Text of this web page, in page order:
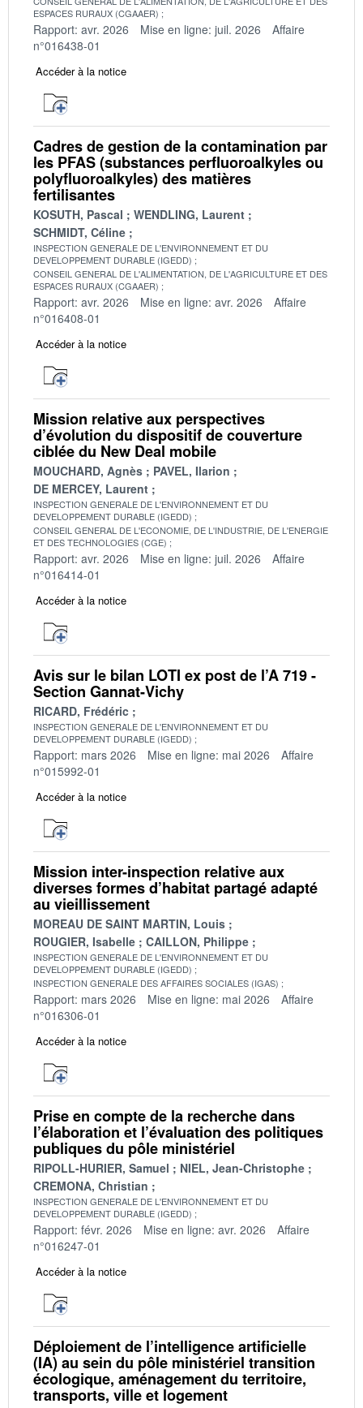
ESPACES RURAUX (CGAAER)
Rapport: avr. 2026 Mise en ligne: juil. 2026
Affaire
n°016438-01
Accéder à la notice
Cadres de gestion de la contamination par
les PFAS (substances perfluoroalkyles ou
polyfluoroalkyles) des matières
fertilisantes
KOSUTH, Pascal
WENDLING, Laurent
SCHMIDT, Céline
INSPECTION GENERALE DE L'ENVIRONNEMENT ET DU
DEVELOPPEMENT DURABLE (IGEDD)
CONSEIL GENERAL DE L'ALIMENTATION, DE L'AGRICULTURE ET DES
ESPACES RURAUX (CGAAER)
Rapport: avr. 2026 Mise en ligne: avr. 2026
Affaire
n°016408-01
Accéder à la notice
Mission relative aux perspectives
d’évolution du dispositif de couverture
ciblée du New Deal mobile
MOUCHARD, Agnès
PAVEL, Ilarion
DE MERCEY, Laurent
INSPECTION GENERALE DE L'ENVIRONNEMENT ET DU
DEVELOPPEMENT DURABLE (IGEDD)
CONSEIL GENERAL DE L'ECONOMIE, DE L'INDUSTRIE, DE L'ENERGIE
ET DES TECHNOLOGIES (CGE)
Rapport: avr. 2026 Mise en ligne: juil. 2026
Affaire
n°016414-01
Accéder à la notice
Avis sur le bilan LOTI ex post de l’A 719 -
Section Gannat-Vichy
RICARD, Frédéric
INSPECTION GENERALE DE L'ENVIRONNEMENT ET DU
DEVELOPPEMENT DURABLE (IGEDD)
Rapport: mars 2026 Mise en ligne: mai 2026
Affaire
n°015992-01
Accéder à la notice
Mission inter-inspection relative aux
diverses formes d’habitat partagé adapté
au vieillissement
MOREAU DE SAINT MARTIN, Louis
ROUGIER, Isabelle
CAILLON, Philippe
INSPECTION GENERALE DE L'ENVIRONNEMENT ET DU
DEVELOPPEMENT DURABLE (IGEDD)
INSPECTION GENERALE DES AFFAIRES SOCIALES (IGAS)
Rapport: mars 2026 Mise en ligne: mai 2026
Affaire
n°016306-01
Accéder à la notice
Prise en compte de la recherche dans
l’élaboration et l’évaluation des politiques
publiques du pôle ministériel
RIPOLL-HURIER, Samuel
NIEL, Jean-Christophe
CREMONA, Christian
INSPECTION GENERALE DE L'ENVIRONNEMENT ET DU
DEVELOPPEMENT DURABLE (IGEDD)
Rapport: févr. 2026 Mise en ligne: avr. 2026
Affaire
n°016247-01
Accéder à la notice
Déploiement de l’intelligence artificielle
(IA) au sein du pôle ministériel transition
écologique, aménagement du territoire,
transports, ville et logement